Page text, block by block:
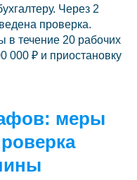
Через 2
проверка.
в течение 20 рабочих
000 ₽ и приостановку
меры